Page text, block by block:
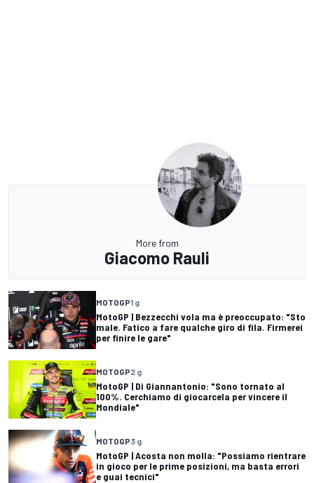
More from
Giacomo Rauli
MOTOGP1 g
MotoGP | Bezzecchi vola ma è preoccupato: "Sto
male. Fatico a fare qualche giro di fila. Firmerei
per finire le gare"
MOTOGP2 g
MotoGP | Di Giannantonio: "Sono tornato al
100%. Cerchiamo di giocarcela per vincere il
Mondiale"
MOTOGP3 g
MotoGP | Acosta non molla: "Possiamo rientrare
in gioco per le prime posizioni, ma basta errori
e guai tecnici"